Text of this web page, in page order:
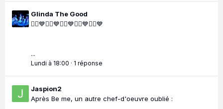
Glinda The Good
🧜‍♀️💙🧜‍♀️💙🧜‍♀️💙🧜‍♀️💙🧜‍♀️💙
...
Lundi à 18:00 · 1 réponse
Jaspion2
Après Be me, un autre chef-d'oeuvre oublié :